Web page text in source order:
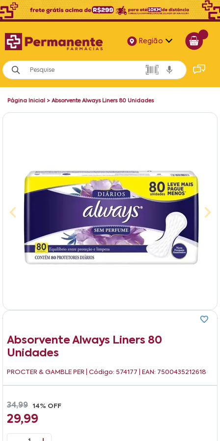
Região
Alagoas
Bahia
Página Inicial > Absorvente Always Liners 80 Unidades
Absorvente Always Liners 80
Unidades
PROCTER & GAMBLE PER | Código: 574177 | EAN: 7500435212618
34,99 14% OFF
29,99